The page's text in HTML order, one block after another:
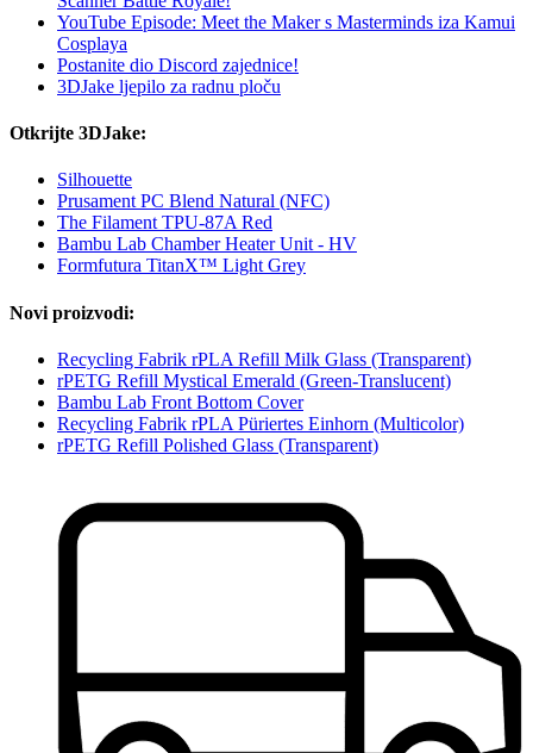
YouTube Episode: Meet the Maker s Masterminds iza Kamui
Cosplaya
Postanite dio Discord zajednice!
3DJake ljepilo za radnu ploču
Otkrijte 3DJake:
Silhouette
Prusament PC Blend Natural (NFC)
The Filament TPU-87A Red
Bambu Lab Chamber Heater Unit - HV
Formfutura TitanX™ Light Grey
Novi proizvodi:
Recycling Fabrik rPLA Refill Milk Glass (Transparent)
rPETG Refill Mystical Emerald (Green-Translucent)
Bambu Lab Front Bottom Cover
Recycling Fabrik rPLA Püriertes Einhorn (Multicolor)
rPETG Refill Polished Glass (Transparent)